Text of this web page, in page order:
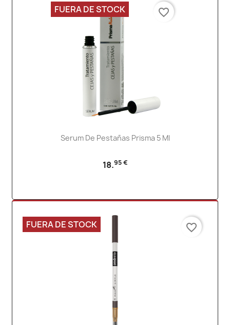
Serum De Pestañas Prisma 5 Ml
18.95 €
FUERA DE STOCK favorite_border
FUERA DE STOCK favorite_border